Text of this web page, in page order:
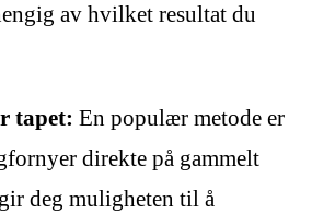
av hvilket resultat du
tapet: En populær metode er
direkte på gammelt
deg muligheten til å